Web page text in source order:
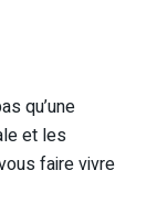
qu’une
et les
faire vivre